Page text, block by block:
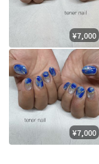
¥7,000
¥7,000